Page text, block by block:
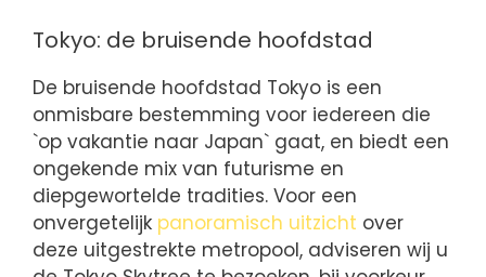
Tokyo: de bruisende hoofdstad
De bruisende hoofdstad Tokyo is een
onmisbare bestemming voor iedereen die
`op vakantie naar Japan` gaat, en biedt een
ongekende mix van futurisme en
diepgewortelde tradities. Voor een
onvergetelijk panoramisch uitzicht over
deze uitgestrekte metropool, adviseren wij u